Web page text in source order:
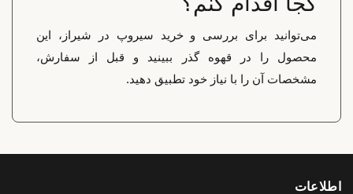
می‌توانید برای بررسی و خرید سیروپ در شیراز، این
محصول را در قهوه گذر ببینید و قبل از سفارش،
مشخصات آن را با نیاز خود تطبیق دهید.
اطلاعات